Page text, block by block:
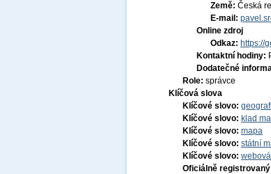
Země: Česká
E-mail:
Online zdroj
Odkaz: https://
Kontaktní hodiny:
Dodatečné
Role: správce
Klíčová slova
Klíčové slovo:
Klíčové slovo: klad
Klíčové slovo: mapa
Klíčové slovo: státní
Klíčové slovo:
Oficiálně